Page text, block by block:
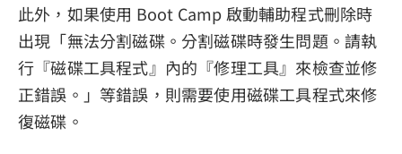
此外，如果使用 Boot Camp 啟動輔助程式刪除時
出現「無法分割磁碟。分割磁碟時發生問題。請執
行『磁碟工具程式』內的『修理工具』來檢查並修
正錯誤。」等錯誤，則需要使用磁碟工具程式來修
復磁碟。